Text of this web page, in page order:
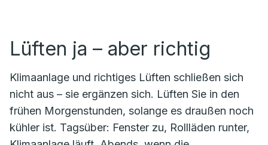
Lüften ja – aber richtig
Klimaanlage und richtiges Lüften schließen sich
nicht aus – sie ergänzen sich. Lüften Sie in den
frühen Morgenstunden, solange es draußen noch
kühler ist. Tagsüber: Fenster zu, Rollläden runter,